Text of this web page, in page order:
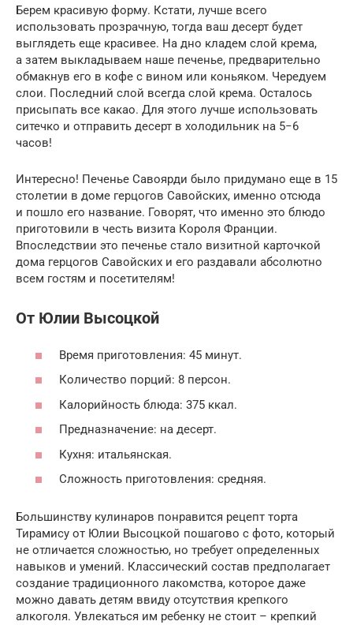
Берем красивую форму. Кстати, лучше всего
использовать прозрачную, тогда ваш десерт будет
выглядеть еще красивее. На дно кладем слой крема,
а затем выкладываем наше печенье, предварительно
обмакнув его в кофе с вином или коньяком. Чередуем
слои. Последний слой всегда слой крема. Осталось
присыпать все какао. Для этого лучше использовать
ситечко и отправить десерт в холодильник на 5−6
часов!
Интересно! Печенье Савоярди было придумано еще в 15
столетии в доме герцогов Савойских, именно отсюда
и пошло его название. Говорят, что именно это блюдо
приготовили в честь визита Короля Франции.
Впоследствии это печенье стало визитной карточкой
дома герцогов Савойских и его раздавали абсолютно
всем гостям и посетителям!
От Юлии Высоцкой
Время приготовления: 45 минут.
Количество порций: 8 персон.
Калорийность блюда: 375 ккал.
Предназначение: на десерт.
Кухня: итальянская.
Сложность приготовления: средняя.
Большинству кулинаров понравится рецепт торта
Тирамису от Юлии Высоцкой пошагово с фото, который
не отличается сложностью, но требует определенных
навыков и умений. Классический состав предполагает
создание традиционного лакомства, которое даже
можно давать детям ввиду отсутствия крепкого
алкоголя. Увлекаться им ребенку не стоит – крепкий